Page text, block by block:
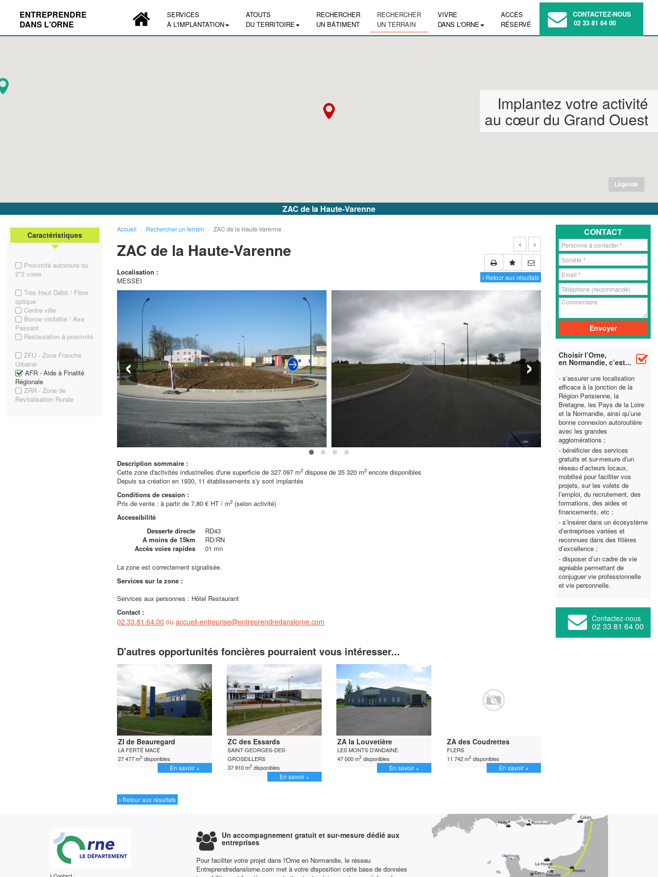
ENTREPRENDRE
DANS L'ORNE
SERVICES
À L'IMPLANTATION
ATOUTS
DU TERRITOIRE
RECHERCHER
UN BÂTIMENT
RECHERCHER
UN TERRAIN
VIVRE
DANS L'ORNE
ACCÈS
RÉSERVÉ
CONTACTEZ-NOUS
02 33 81 64 00
Légende
ZAC de la Haute-Varenne
Implantez votre activité
au cœur du Grand Ouest
Caractéristiques
Proximité autoroute ou
2*2 voies
Très Haut Débit / Fibre
optique
Centre ville
Bonne visibilité / Axe
Passant
Restauration à proximité
ZFU - Zone Franche
Urbaine
AFR - Aide à Finalité
Régionale
ZRR - Zone de
Revitalisation Rurale
Accueil Rechercher un terrain ZAC de la Haute-Varenne
Retour aux résultats
ZAC de la Haute-Varenne
Localisation :
MESSEI
‹ ›
Description sommaire :
Cette zone d'activités industrielles d'une superficie de 327 097 m2 dispose de 35 320 m2 encore disponibles
Depuis sa création en 1930, 11 établissements s'y sont implantés
Conditions de cession :
Prix de vente : à partir de 7,80 € HT / m2 (selon activité)
Accessibilité
Desserte directe
RD43
A moins de 15km
RD/RN
Accès voies rapides
01 mn
La zone est correctement signalisée.
Services sur la zone :
Services aux personnes : Hôtel Restaurant
Contact :
02.33.81.64.00 ou accueil-entreprise@entreprendredanslorne.com
D'autres opportunités foncières pourraient vous intéresser...
ZI de Beauregard
LA FERTÉ MACÉ
27 477 m2 disponibles
En savoir +
ZC des Essards
SAINT-GEORGES-DES-
GROSEILLERS
37 910 m2 disponibles
En savoir +
ZA la Louvetière
LES MONTS D'ANDAINE
47 000 m2 disponibles
En savoir +
ZA des Coudrettes
FLERS
11 742 m2 disponibles
En savoir +
Retour aux résultats
CONTACT
Choisir l’Orne,
en Normandie, c’est...
- s’assurer une localisation
efficace à la jonction de la
Région Parisienne, la
Bretagne, les Pays de la Loire
et la Normandie, ainsi qu’une
bonne connexion autoroutière
avec les grandes
agglomérations ;
- bénéficier des services
gratuits et sur-mesure d’un
réseau d’acteurs locaux,
mobilisé pour faciliter vos
projets, sur les volets de
l’emploi, du recrutement, des
formations, des aides et
financements, etc ;
- s’insérer dans un écosystème
d’entreprises variées et
reconnues dans des filières
d’excellence ;
- disposer d’un cadre de vie
agréable permettant de
conjuguer vie professionnelle
et vie personnelle.
Contactez-nous
02 33 81 64 00
Contact :
Un accompagnement gratuit et sur-mesure dédié aux
entreprises
Pour faciliter votre projet dans l'Orne en Normandie, le réseau
Entreprendredanslorne.com met à votre disposition cette base de données